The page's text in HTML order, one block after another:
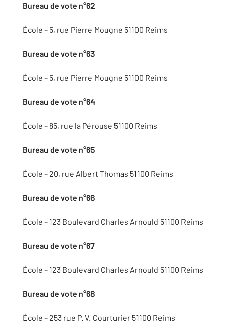
Bureau de vote n°62
École - 5, rue Pierre Mougne 51100 Reims
Bureau de vote n°63
École - 5, rue Pierre Mougne 51100 Reims
Bureau de vote n°64
École - 85, rue la Pérouse 51100 Reims
Bureau de vote n°65
École - 20, rue Albert Thomas 51100 Reims
Bureau de vote n°66
École - 123 Boulevard Charles Arnould 51100 Reims
Bureau de vote n°67
École - 123 Boulevard Charles Arnould 51100 Reims
Bureau de vote n°68
École - 253 rue P. V. Courturier 51100 Reims